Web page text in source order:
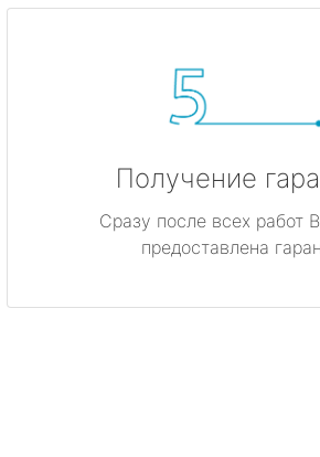
Получение
Сразу после всех работ
предоставлена